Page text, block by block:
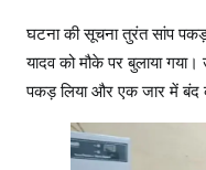
घटना की सूचना तुरंत सांप
यादव को मौके पर बुलाया
पकड़ लिया और एक जार में बंद